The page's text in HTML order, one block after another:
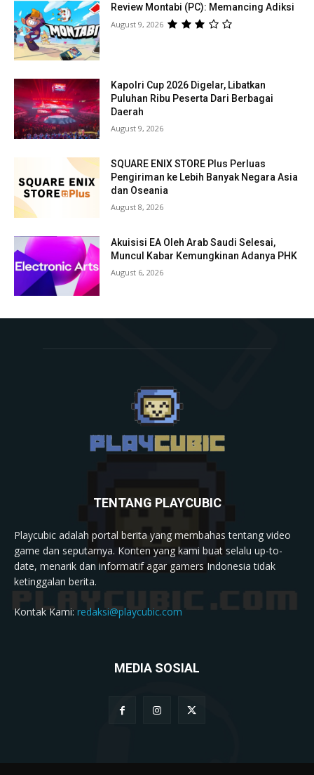
Review Montabi (PC): Memancing Adiksi
August 9, 2026
Kapolri Cup 2026 Digelar, Libatkan
Puluhan Ribu Peserta Dari Berbagai
Daerah
August 9, 2026
SQUARE ENIX STORE Plus Perluas
Pengiriman ke Lebih Banyak Negara Asia
dan Oseania
August 8, 2026
Akuisisi EA Oleh Arab Saudi Selesai,
Muncul Kabar Kemungkinan Adanya PHK
August 6, 2026
TENTANG PLAYCUBIC
Playcubic adalah portal berita yang membahas tentang video
game dan seputarnya. Konten yang kami buat selalu up-to-
date, menarik dan informatif agar gamers Indonesia tidak
ketinggalan berita.
Kontak Kami:redaksi@playcubic.com
MEDIA SOSIAL